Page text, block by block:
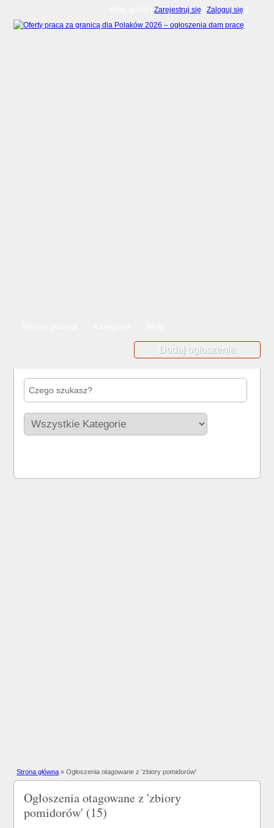
Zarejestruj się Zaloguj się
Dodaj ogłoszenie
Strona główna »Ogłoszenia otagowane z 'zbiory pomidorów'
Ogłoszenia otagowane z 'zbiory
pomidorów' (15)